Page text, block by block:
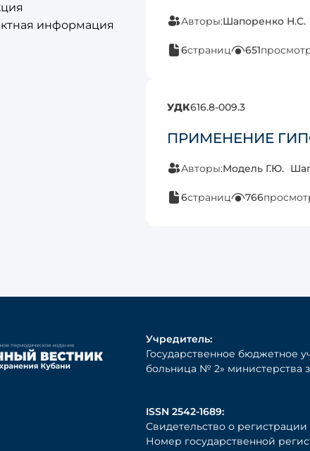
информация
Авторы:Шапоренко Н.С.
6страниц 651
УДК616.8-009.3
ПРИМЕНЕНИЕ
Авторы:Модель Г.Ю.
6страниц 766
Учредитель:
Государственное бюджетное
больница № 2» министерства
ISSN 2542-1689:
Свидетельство о
Номер государственной